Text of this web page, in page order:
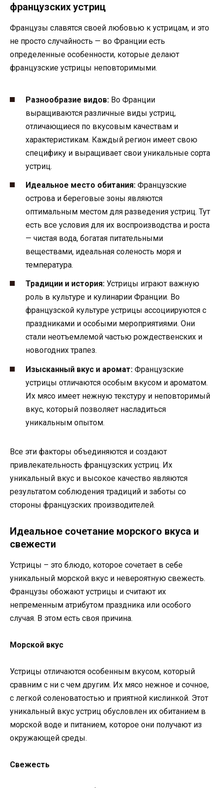
французских устриц
Французы славятся своей любовью к устрицам, и это
не просто случайность — во Франции есть
определенные особенности, которые делают
французские устрицы неповторимыми.
Разнообразие видов: Во Франции
выращиваются различные виды устриц,
отличающиеся по вкусовым качествам и
характеристикам. Каждый регион имеет свою
специфику и выращивает свои уникальные сорта
устриц.
Идеальное место обитания: Французские
острова и береговые зоны являются
оптимальным местом для разведения устриц. Тут
есть все условия для их воспроизводства и роста
— чистая вода, богатая питательными
веществами, идеальная соленость моря и
температура.
Традиции и история: Устрицы играют важную
роль в культуре и кулинарии Франции. Во
французской культуре устрицы ассоциируются с
праздниками и особыми мероприятиями. Они
стали неотъемлемой частью рождественских и
новогодних трапез.
Изысканный вкус и аромат: Французские
устрицы отличаются особым вкусом и ароматом.
Их мясо имеет нежную текстуру и неповторимый
вкус, который позволяет насладиться
уникальным опытом.
Все эти факторы объединяются и создают
привлекательность французских устриц. Их
уникальный вкус и высокое качество являются
результатом соблюдения традиций и заботы со
стороны французских производителей.
Идеальное сочетание морского вкуса и
свежести
Устрицы – это блюдо, которое сочетает в себе
уникальный морской вкус и невероятную свежесть.
Французы обожают устрицы и считают их
непременным атрибутом праздника или особого
случая. В этом есть своя причина.
Морской вкус
Устрицы отличаются особенным вкусом, который
сравним с ни с чем другим. Их мясо нежное и сочное,
с легкой соленоватостью и приятной кислинкой. Этот
уникальный вкус устриц обусловлен их обитанием в
морской воде и питанием, которое они получают из
окружающей среды.
Свежесть